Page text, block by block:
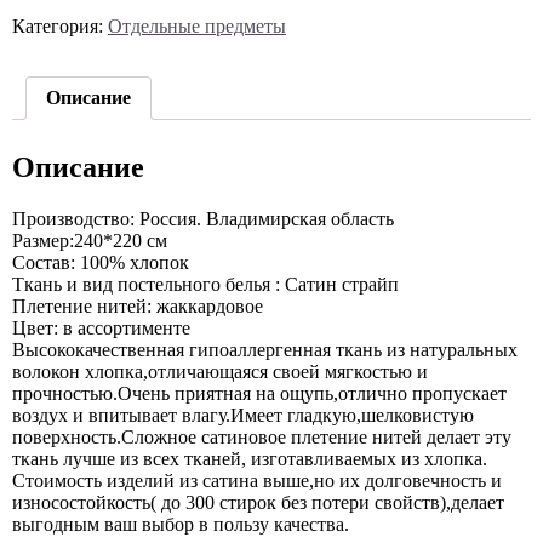
Страйп
хлопок
240*220
(948)к
Категория: Отдельные предметы
Описание
Описание
Производство: Россия. Владимирская область
Размер:240*220 см
Состав: 100% хлопок
Ткань и вид постельного белья : Сатин страйп
Плетение нитей: жаккардовое
Цвет: в ассортименте
Высококачественная гипоаллергенная ткань из натуральных
волокон хлопка,отличающаяся своей мягкостью и
прочностью.Очень приятная на ощупь,отлично пропускает
воздух и впитывает влагу.Имеет гладкую,шелковистую
поверхность.Сложное сатиновое плетение нитей делает эту
ткань лучше из всех тканей, изготавливаемых из хлопка.
Стоимость изделий из сатина выше,но их долговечность и
износостойкость( до 300 стирок без потери свойств),делает
выгодным ваш выбор в пользу качества.